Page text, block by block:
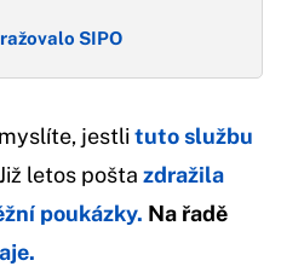
SIPO
jestli tuto službu
letos pošta zdražila
poukázky. Na řadě